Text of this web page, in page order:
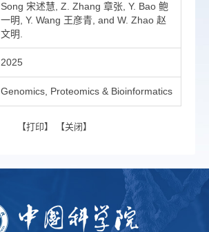
Song 宋述慧, Z. Zhang 章张, Y. Bao 鲍
一明, Y. Wang 王彦青, and W. Zhao 赵
文明.
2025
Genomics, Proteomics & Bioinformatics
【打印】 【关闭 】